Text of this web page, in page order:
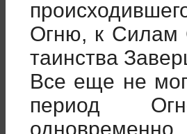
Огню, к Силам
таинства
Все еще не
период